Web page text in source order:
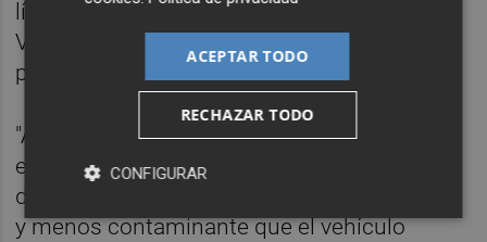
línea C-1 Valencia-Gandía como en la C-6
Valencia-Castellón", ha manifestado el
presidente del PPCV.
"Además, --prosigue-- el impacto ambiental
es extraordinario pues, si bien nuestra flota
de autobuses es cada día de mayor calidad,
y menos contaminante que el vehículo
ACEPTAR TODO
RECHAZAR TODO
CONFIGURAR